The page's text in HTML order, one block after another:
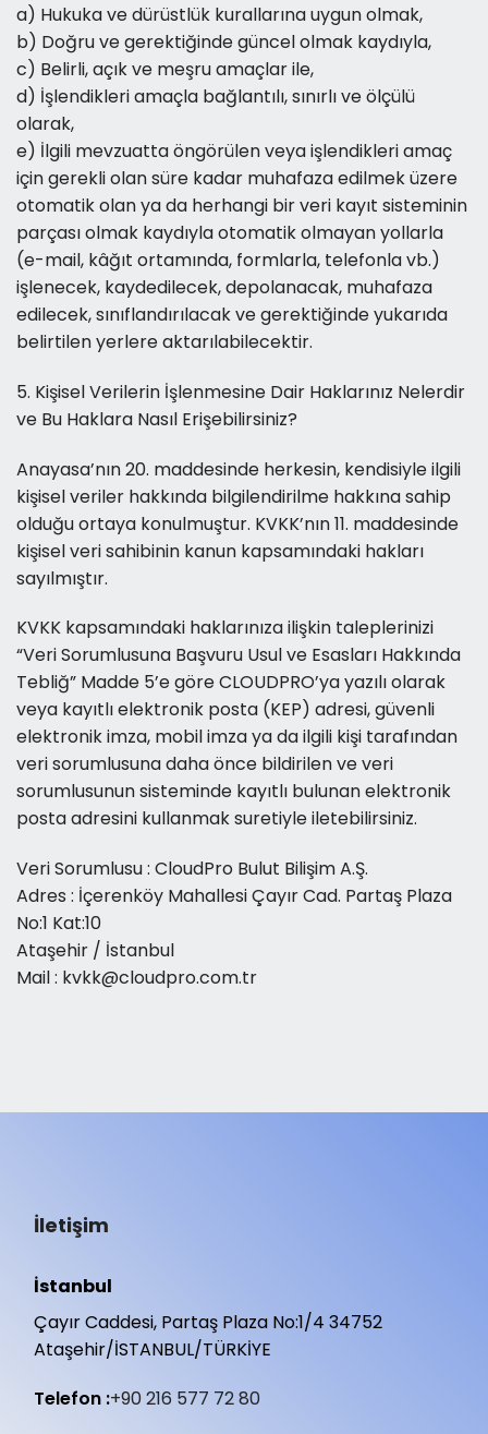
a) Hukuka ve dürüstlük kurallarına uygun olmak,
b) Doğru ve gerektiğinde güncel olmak kaydıyla,
c) Belirli, açık ve meşru amaçlar ile,
d) İşlendikleri amaçla bağlantılı, sınırlı ve ölçülü
olarak,
e) İlgili mevzuatta öngörülen veya işlendikleri amaç
için gerekli olan süre kadar muhafaza edilmek üzere
otomatik olan ya da herhangi bir veri kayıt sisteminin
parçası olmak kaydıyla otomatik olmayan yollarla
(e-mail, kâğıt ortamında, formlarla, telefonla vb.)
işlenecek, kaydedilecek, depolanacak, muhafaza
edilecek, sınıflandırılacak ve gerektiğinde yukarıda
belirtilen yerlere aktarılabilecektir.
5. Kişisel Verilerin İşlenmesine Dair Haklarınız Nelerdir
ve Bu Haklara Nasıl Erişebilirsiniz?
Anayasa’nın 20. maddesinde herkesin, kendisiyle ilgili
kişisel veriler hakkında bilgilendirilme hakkına sahip
olduğu ortaya konulmuştur. KVKK’nın 11. maddesinde
kişisel veri sahibinin kanun kapsamındaki hakları
sayılmıştır.
KVKK kapsamındaki haklarınıza ilişkin taleplerinizi
“Veri Sorumlusuna Başvuru Usul ve Esasları Hakkında
Tebliğ” Madde 5’e göre CLOUDPRO’ya yazılı olarak
veya kayıtlı elektronik posta (KEP) adresi, güvenli
elektronik imza, mobil imza ya da ilgili kişi tarafından
veri sorumlusuna daha önce bildirilen ve veri
sorumlusunun sisteminde kayıtlı bulunan elektronik
posta adresini kullanmak suretiyle iletebilirsiniz.
Veri Sorumlusu : CloudPro Bulut Bilişim A.Ş.
Adres : İçerenköy Mahallesi Çayır Cad. Partaş Plaza
No:1 Kat:10
Ataşehir / İstanbul
Mail : kvkk@cloudpro.com.tr
İletişim
İstanbul
Çayır Caddesi, Partaş Plaza No:1/4 34752
Ataşehir/İSTANBUL/TÜRKİYE
Telefon :+90 216 577 72 80